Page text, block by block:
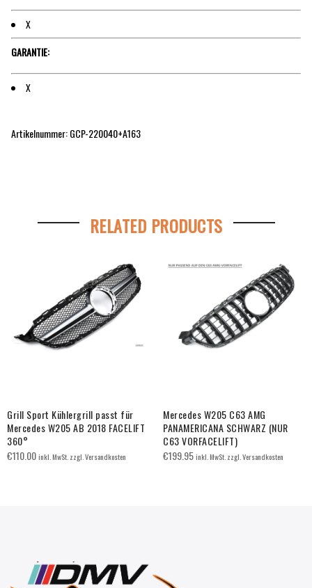
X
GARANTIE:
X
Artikelnummer: GCP-220040+A163
RELATED PRODUCTS
Grill Sport Kühlergrill passt für
Mercedes W205 AB 2018 FACELIFT
360°
€110.00inkl. MwSt. zzgl. Versandkosten
Mercedes W205 C63 AMG
PANAMERICANA SCHWARZ (NUR
C63 VORFACELIFT)
€199.95inkl. MwSt. zzgl. Versandkosten